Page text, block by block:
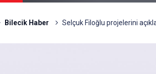
Bilecik Haber Selçuk Filoğlu projelerini